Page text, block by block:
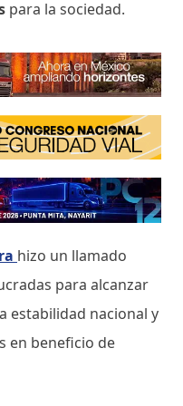
para la sociedad.
hizo un llamado
para alcanzar
estabilidad nacional y
en beneficio de